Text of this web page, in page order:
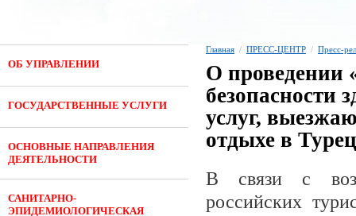
ОБ УПРАВЛЕНИИ
ГОСУДАРСТВЕННЫЕ УСЛУГИ
ОСНОВНЫЕ НАПРАВЛЕНИЯ
ДЕЯТЕЛЬНОСТИ
САНИТАРНО-
ЭПИДЕМИОЛОГИЧЕСКАЯ
Главная / ПРЕСС-ЦЕНТР / Пресс-
О проведении
безопасности
услуг,
отдыхе в
В связи с
российских